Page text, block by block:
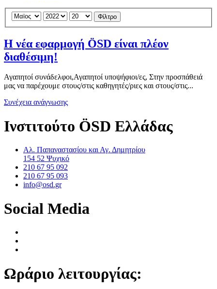
Φίλτρο
Η νέα εφαρμογή ÖSD είναι πλέον
διαθέσιμη!
Αγαπητοί συνάδελφοι,Αγαπητοί υποψήφιοι/ες, Στην προσπάθειά
μας να παρέχουμε στους/στις καθηγητές/ριες και στους/στις...
Συνέχεια ανάγνωσης
Ινστιτούτο ÖSD Ελλάδας
Αλ. Παπαναστασίου και Αγ. Δημητρίου
154 52 Ψυχικό
210 67 95 092
210 67 95 093
info@osd.gr
Social Media
Ωράριο λειτουργίας: